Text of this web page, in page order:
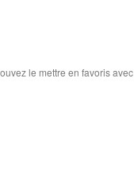
le mettre en favoris avec